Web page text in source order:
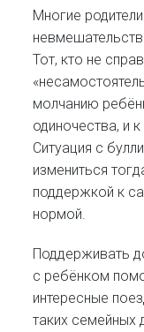
Многие
Тот, кто не
молчанию
одиночества, и
Ситуация с
измениться
поддержкой к
нормой.
Поддерживать
с ребёнком
интересные
таких семейных